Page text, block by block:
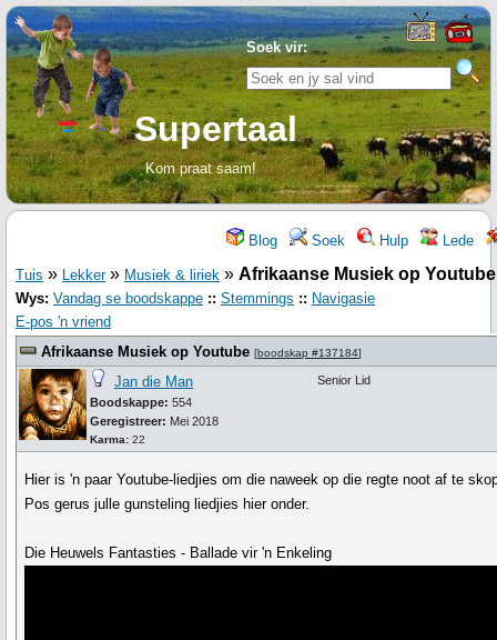
Soek vir:
Supertaal
Kom praat saam!
Blog Soek Hulp Lede
Tuis » Lekker» Musiek & liriek » Afrikaanse Musiek op Youtube
Wys: Vandag se boodskappe :: Stemmings :: Navigasie
E-pos 'n vriend
Afrikaanse Musiek op Youtube [boodskap #137184]
Jan die Man
Boodskappe: 554
Geregistreer: Mei 2018
Karma: 22
Senior Lid
Hier is 'n paar Youtube-liedjies om die naweek op die regte noot af te
Pos gerus julle gunsteling liedjies hier onder.
Die Heuwels Fantasties - Ballade vir 'n Enkeling